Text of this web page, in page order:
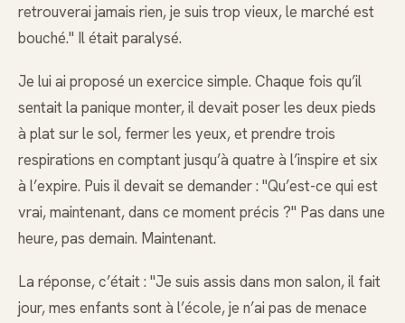
retrouverai jamais rien, je suis trop vieux, le marché est
bouché." Il était paralysé.
Je lui ai proposé un exercice simple. Chaque fois qu’il
sentait la panique monter, il devait poser les deux pieds
à plat sur le sol, fermer les yeux, et prendre trois
respirations en comptant jusqu’à quatre à l’inspire et six
à l’expire. Puis il devait se demander : "Qu’est-ce qui est
vrai, maintenant, dans ce moment précis ?" Pas dans une
heure, pas demain. Maintenant.
La réponse, c’était : "Je suis assis dans mon salon, il fait
jour, mes enfants sont à l’école, je n’ai pas de menace